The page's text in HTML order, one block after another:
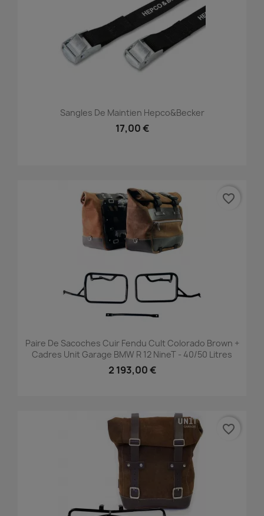
Sangles De Maintien Hepco&Becker
17,00 €
Paire De Sacoches Cuir Fendu Cult Colorado Brown +
Cadres Unit Garage BMW R 12 NineT - 40/50 Litres
2 193,00 €
favorite_border
favorite_border